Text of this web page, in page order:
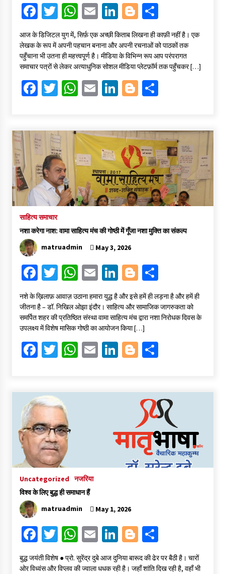
Fa
ce
b
o
o
k
T
wi
tt
er
W
h
at
sA
p
p
E
m
ai
l
Li
n
ke
dI
n
Bl
gg
er
S
h
ar
e
​आज के डिजिटल युग में, सिर्फ़ एक अच्छी किताब लिखना ही काफ़ी नहीं है। एक
लेखक के रूप में अपनी पहचान बनाना और अपनी रचनाओं को पाठकों तक
पहुँचाना भी उतना ही महत्त्वपूर्ण है। मीडिया के विभिन्न रूप आप परंपरागत
समाचार पत्रों से लेकर अत्याधुनिक सोशल मीडिया प्लेटफ़ॉर्म तक पहुँचकर […]
Fa
o
o
k
T
er
W
sA
p
p
E
l
Li
dI
n
Bl
er
S
e
साहित्य समाचार
नशा करेगा नाश: वामा साहित्य मंच की गोष्ठी में गूँजा नशा मुक्ति का संकल्प
matruadmin
May 3, 2026
Fa
ce
b
o
o
k
T
tt
er
W
at
sA
p
p
E
ai
l
Li
n
ke
dI
n
Bl
o
gg
er
S
ar
e
​नशे के ख़िलाफ़ आवाज़ उठाना हमारा युद्ध है और इसे हमें ही लड़ना है और हमें ही
जीतना है – डॉ. निखिल ओझा ​इंदौर। साहित्य और सामाजिक जागरुकता को
समर्पित शहर की प्रतिष्ठित संस्था वामा साहित्य मंच द्वारा नशा निरोधक दिवस के
उपलक्ष्य में विशेष मासिक गोष्ठी का आयोजन किया […]
Fa
o
o
k
T
er
W
sA
E
l
Li
dI
Bl
er
S
e
Uncategorized नजरिया
विश्व के लिए बुद्ध ही समाधान हैं
matruadmin
May 1, 2026
Fa
ce
b
T
wi
tt
W
h
at
E
m
ai
Li
n
ke
Bl
gg
S
ar
बुद्ध जयंती विशेष ● प्रो. सुरेंद्र दुबे आज दुनिया बारूद की ढेर पर बैठी है। चारों
ओर विध्वंस और विप्लव की ज्वाला धधक रही है। जहाँ शांति दिख रही है, वहाँ भी